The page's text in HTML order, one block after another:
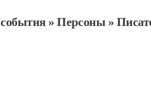
»Персоны »